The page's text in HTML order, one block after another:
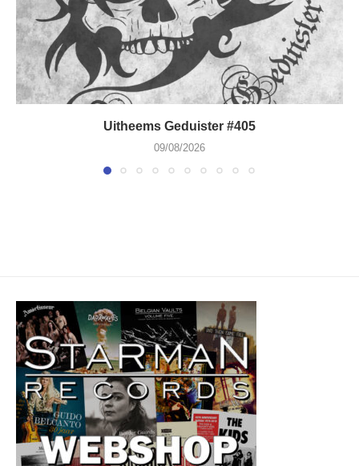
Uitheems Geduister #405
09/08/2026